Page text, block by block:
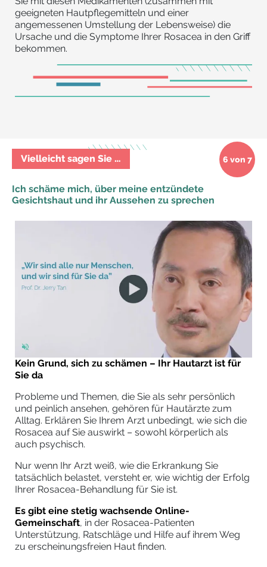
geeigneten Hautpflegemitteln und einer
angemessenen Umstellung der Lebensweise) die
Ursache und die Symptome Ihrer Rosacea in den Griff
bekommen.
Ich schäme mich, über meine entzündete
Gesichtshaut und ihr Aussehen zu sprechen
Vielleicht sagen Sie … 6 von 7
Kein Grund, sich zu schämen – Ihr Hautarzt ist für
Sie da
Probleme und Themen, die Sie als sehr persönlich
und peinlich ansehen, gehören für Hautärzte zum
Alltag. Erklären Sie Ihrem Arzt unbedingt, wie sich die
Rosacea auf Sie auswirkt – sowohl körperlich als
auch psychisch.
Nur wenn Ihr Arzt weiß, wie die Erkrankung Sie
tatsächlich belastet, versteht er, wie wichtig der Erfolg
Ihrer Rosacea-Behandlung für Sie ist.
Es gibt eine stetig wachsende Online-
Gemeinschaft, in der Rosacea-Patienten
Unterstützung, Ratschläge und Hilfe auf ihrem Weg
zu erscheinungsfreien Haut finden.